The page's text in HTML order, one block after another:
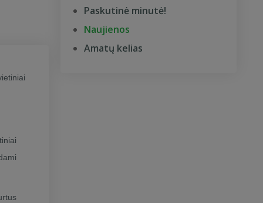
Paskutinė minutė!
Naujienos
Amatų kelias